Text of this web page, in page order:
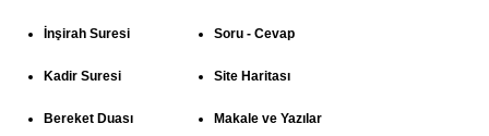
İnşirah Suresi
Kadir Suresi
Bereket Duası
Soru - Cevap
Site Haritası
Makale ve Yazılar